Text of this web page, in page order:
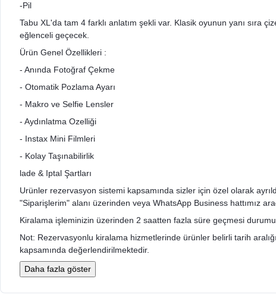
-Pil
Tabu XL'da tam 4 farklı anlatım şekli var. Klasik oyunun yanı sıra
eğlenceli geçecek.
Ürün Genel Özellikleri :
- Anında Fotoğraf Çekme
- Otomatik Pozlama Ayarı
- Makro ve Selfie Lensler
- Aydınlatma Ozelliği
- Instax Mini Filmleri
- Kolay Taşınabilirlik
lade & Iptal Şartları
Urünler rezervasyon sistemi kapsamında sizler için özel olarak
"Siparişlerim" alanı üzerinden veya WhatsApp Business hattımız
Kiralama işleminizin üzerinden 2 saatten fazla süre geçmesi
Not: Rezervasyonlu kiralama hizmetlerinde ürünler belirli tarih
kapsamında değerlendirilmektedir.
Daha fazla göster